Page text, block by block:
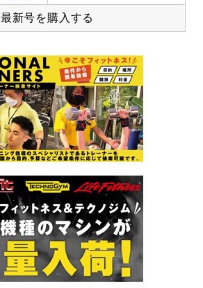
最新号を購入する